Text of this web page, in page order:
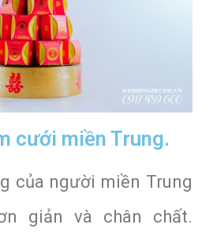
cưới miền Trung.
của người miền Trung
giản và chân chất.